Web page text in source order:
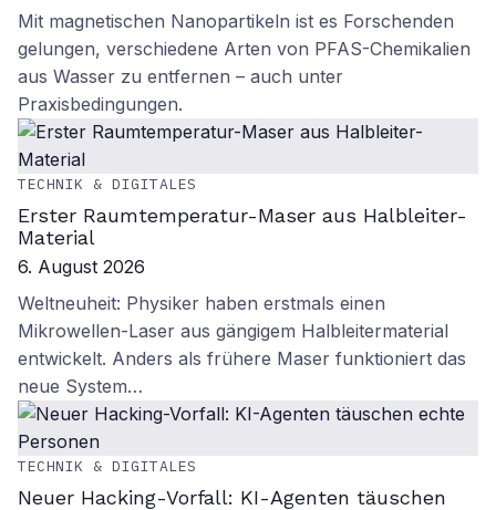
Mit magnetischen Nanopartikeln ist es Forschenden
gelungen, verschiedene Arten von PFAS-Chemikalien
aus Wasser zu entfernen – auch unter
Praxisbedingungen.
TECHNIK & DIGITALES
Erster Raumtemperatur-Maser aus Halbleiter-
Material
6. August 2026
Weltneuheit: Physiker haben erstmals einen
Mikrowellen-Laser aus gängigem Halbleitermaterial
entwickelt. Anders als frühere Maser funktioniert das
neue System…
TECHNIK & DIGITALES
Neuer Hacking-Vorfall: KI-Agenten täuschen